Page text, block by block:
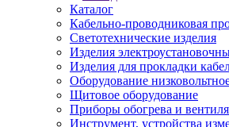
Каталог
Кабельно-проводниковая
Светотехнические изделия
Изделия
Изделия для прокладки
Оборудование
Щитовое оборудование
Приборы обогрева и
Инструмент, устройства